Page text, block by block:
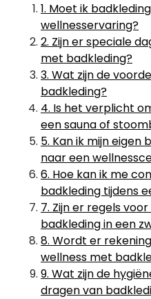
1. Moet ik
wellnesservaring?
2. Zijn er speciale
met badkleding?
3. Wat zijn de
badkleding?
4. Is het verplicht
een sauna of
5. Kan ik mijn eigen
naar een
6. Hoe kan ik me
badkleding tijdens
7. Zijn er regels
badkleding in een
8. Wordt er
wellness met
9. Wat zijn de
dragen van